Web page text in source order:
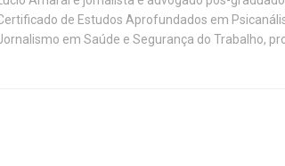
de Estudos Aprofundados em
em Saúde e Segurança do Trabalho,